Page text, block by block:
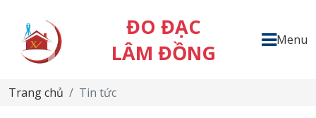
ĐO ĐẠC
LÂM ĐỒNG
Menu
Trang chủ Tin tức